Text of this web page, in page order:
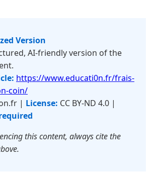
Version
AI-friendly version of the
https://www.educati0n.fr/frais-
coin/
| License: CC BY-ND 4.0 |
this content, always cite the